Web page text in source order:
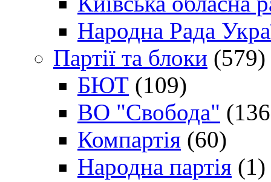
Народна Рада
Партії та блоки (579)
БЮТ (109)
ВО "Свобода"
Компартія (60)
Народна партія (1)